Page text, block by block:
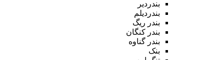
بندردیر
بندردیلم
بندر ریگ
بندر کنگان
بندر گناوه
بنک